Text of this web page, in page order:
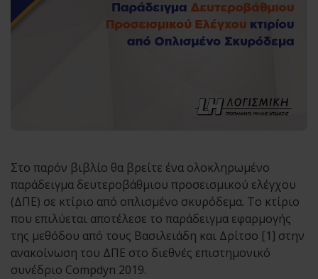
Στο παρόν βιβλίο θα βρείτε ένα ολοκληρωμένο
παράδειγμα δευτεροβάθμιου προσεισμικού ελέγχου
(ΔΠΕ) σε κτίριο από οπλισμένο σκυρόδεμα. Το κτίριο
που επιλύεται αποτέλεσε το παράδειγμα εφαρμογής
της μεθόδου από τους Βασιλειάδη και Δρίτσο [1] στην
ανακοίνωση του ΔΠΕ στο διεθνές επιστημονικό
συνέδριο Compdyn 2019.